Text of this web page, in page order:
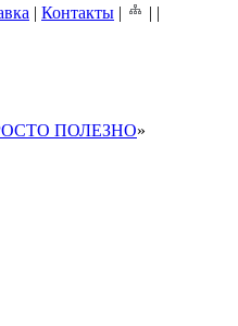
| Контакты | | |
ПОЛЕЗНО»